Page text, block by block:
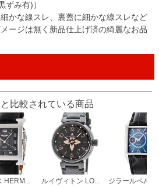
ずみ有)）
かな線スレ、裏蓋に細かな線スレなど
ージは無く新品仕上げ済の綺麗なお品
比較されている商品
HERM...
ルイヴィトン LO...
ジラールペルゴ